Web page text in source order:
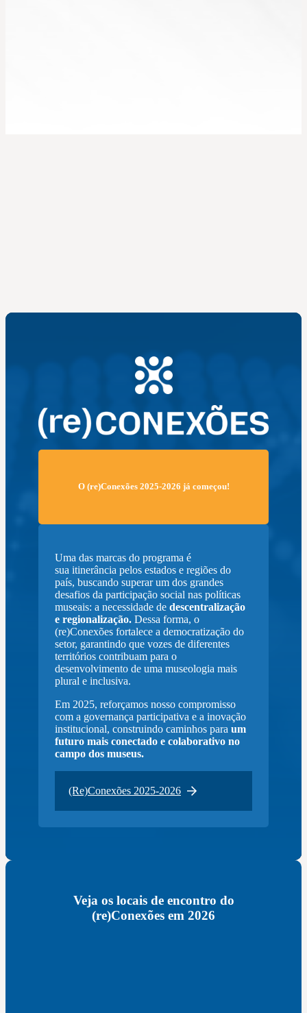
O (re)Conexões 2025-2026 já começou!
Uma das marcas do programa é
sua itinerância pelos estados e regiões do
país, buscando superar um dos grandes
desafios da participação social nas políticas
museais: a necessidade de descentralização
e regionalização. Dessa forma, o
(re)Conexões fortalece a democratização do
setor, garantindo que vozes de diferentes
territórios contribuam para o
desenvolvimento de uma museologia mais
plural e inclusiva.
Em 2025, reforçamos nosso compromisso
com a governança participativa e a inovação
institucional, construindo caminhos para um
futuro mais conectado e colaborativo no
campo dos museus.
(Re)Conexões 2025-2026
Veja os locais de encontro do
(re)Conexões em 2026